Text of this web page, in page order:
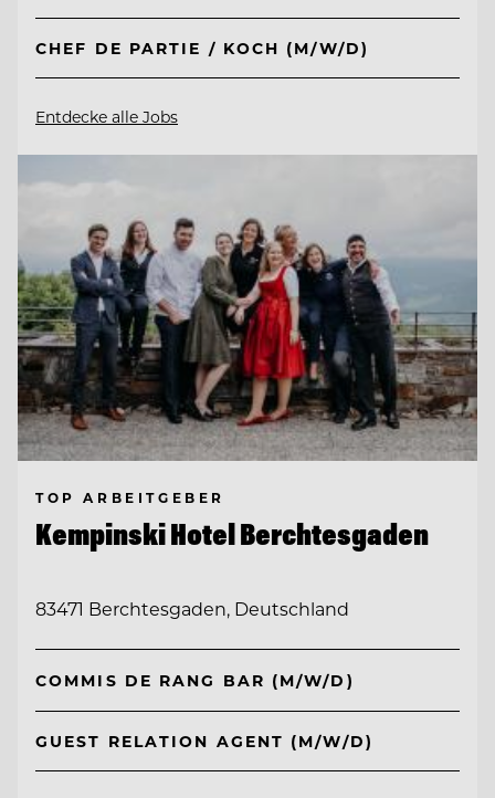
CHEF DE PARTIE / KOCH (M/W/D)
Entdecke alle Jobs
TOP ARBEITGEBER
Kempinski Hotel Berchtesgaden
83471 Berchtesgaden, Deutschland
COMMIS DE RANG BAR (M/W/D)
GUEST RELATION AGENT (M/W/D)